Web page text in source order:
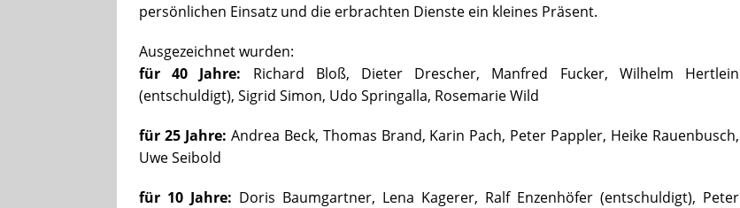
persönlichen Einsatz und die erbrachten Dienste ein kleines Präsent.
Ausgezeichnet wurden:
für 40 Jahre: Richard Bloß, Dieter Drescher, Manfred Fucker, Wilhelm Hertlein
(entschuldigt), Sigrid Simon, Udo Springalla, Rosemarie Wild
für 25 Jahre: Andrea Beck, Thomas Brand, Karin Pach, Peter Pappler, Heike Rauenbusch,
Uwe Seibold
für 10 Jahre: Doris Baumgartner, Lena Kagerer, Ralf Enzenhöfer (entschuldigt), Peter